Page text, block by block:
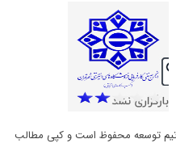
حقوق برای تیم توسعه محفوظ است و کپی مطالب